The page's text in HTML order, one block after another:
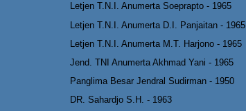
Letjen T.N.I. Anumerta Soeprapto - 1965
Letjen T.N.I. Anumerta D.I. Panjaitan - 1965
Letjen T.N.I. Anumerta M.T. Harjono - 1965
Jend. TNI Anumerta Akhmad Yani - 1965
Panglima Besar Jendral Sudirman - 1950
DR. Sahardjo S.H. - 1963